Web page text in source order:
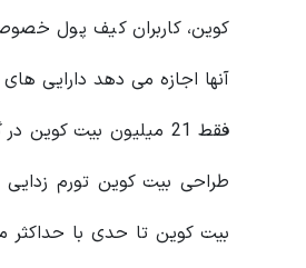
کوین، کاربران کیف پول
آنها اجازه می دهد دارایی
فقط 21 میلیون بیت
طراحی بیت کوین تورم
بیت کوین تا حدی با حداکثر